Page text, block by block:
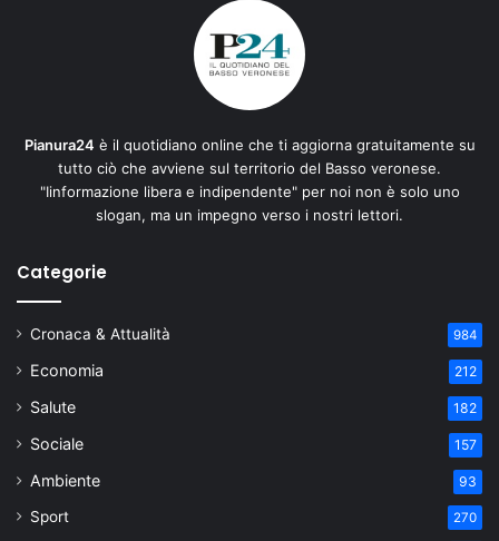
Pianura24 è il quotidiano online che ti aggiorna gratuitamente su
tutto ciò che avviene sul territorio del Basso veronese.
"Iinformazione libera e indipendente" per noi non è solo uno
slogan, ma un impegno verso i nostri lettori.
Categorie
Cronaca & Attualità 984
Economia 212
Salute 182
Sociale 157
Ambiente 93
Sport 270